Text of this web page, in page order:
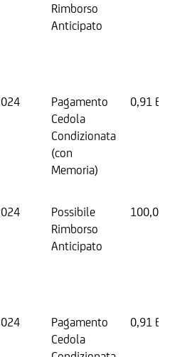
Rimborso
Anticipato
Pagamento
Cedola
Condizionata
(con
Memoria)
0,91
Possibile
Rimborso
Anticipato
100,00
Pagamento
Cedola
0,91